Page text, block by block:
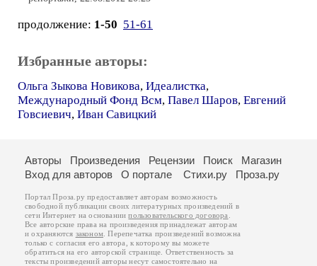
продолжение: 1-50 51-61
Избранные авторы:
Ольга Зыкова Новикова, Идеалистка,
Международный Фонд Всм, Павел Шаров, Евгений
Говсиевич, Иван Савицкий
Авторы Произведения Рецензии Поиск
Магазин
Вход для авторов
О портале Стихи.ру Проза.ру
Портал Проза.ру предоставляет авторам возможность
свободной публикации своих литературных произведений в
сети Интернет на основаниипользовательского договора.
Все авторские права на произведения принадлежат авторам
и охраняются законом. Перепечатка произведений возможна
только с согласия его автора, к которому вы можете
обратиться на его авторской странице. Ответственность за
тексты произведений авторы несут самостоятельно на